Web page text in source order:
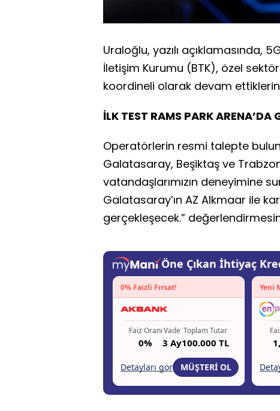
Uraloğlu, yazılı açıklamasında,
İletişim Kurumu (BTK), özel
koordineli olarak devam
İLK TEST RAMS PARK ARENA’DA
Operatörlerin resmi talepte
Galatasaray, Beşiktaş ve
vatandaşlarımızın deneyimine
Galatasaray’ın AZ Alkmaar ile
gerçekleşecek.”